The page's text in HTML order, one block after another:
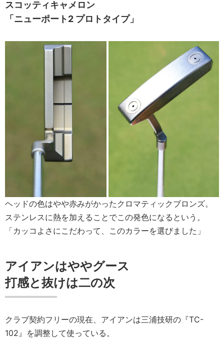
スコッティキャメロン
「ニューポート2 プロトタイプ」
ヘッドの色はやや赤みがかったクロマティックブロンズ。
ステンレスに熱を加えることでこの発色になるという。
「カッコよさにこだわって、このカラーを選びました」
アイアンはややグース
打感と抜けは二の次
クラブ契約フリーの現在、アイアンは三浦技研の『TC-
102』を調整して使っている。